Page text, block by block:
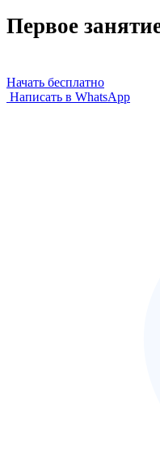
Первое
Начать бесплатно
Написать в WhatsApp